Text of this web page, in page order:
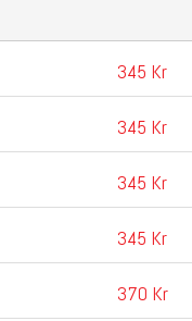
345 Kr
345 Kr
345 Kr
345 Kr
370 Kr